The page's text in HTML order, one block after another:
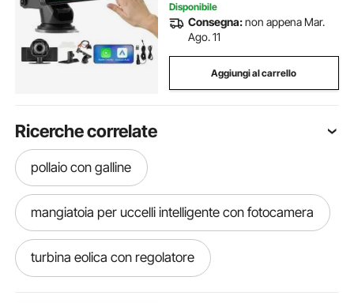
Disponibile
Consegna:non appena Mar.
Ago. 11
Aggiungi al carrello
Ricerche correlate
pollaio con galline
mangiatoia per uccelli intelligente con fotocamera
turbina eolica con regolatore